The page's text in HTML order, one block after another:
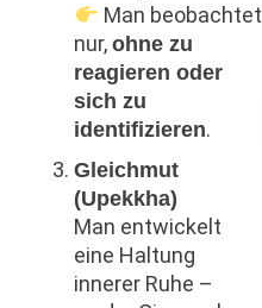
Man beobachtet
nur,ohne zu
reagieren oder
sich zu
identifizieren.
Gleichmut
(Upekkha)
Man entwickelt
eine Haltung
innerer Ruhe –